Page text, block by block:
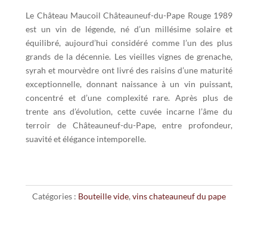
Le Château Maucoil Châteauneuf-du-Pape Rouge 1989
est un vin de légende, né d’un millésime solaire et
équilibré, aujourd’hui considéré comme l’un des plus
grands de la décennie. Les vieilles vignes de grenache,
syrah et mourvèdre ont livré des raisins d’une maturité
exceptionnelle, donnant naissance à un vin puissant,
concentré et d’une complexité rare. Après plus de
trente ans d’évolution, cette cuvée incarne l’âme du
terroir de Châteauneuf-du-Pape, entre profondeur,
suavité et élégance intemporelle.
Catégories : Bouteille vide,vins chateauneuf du pape